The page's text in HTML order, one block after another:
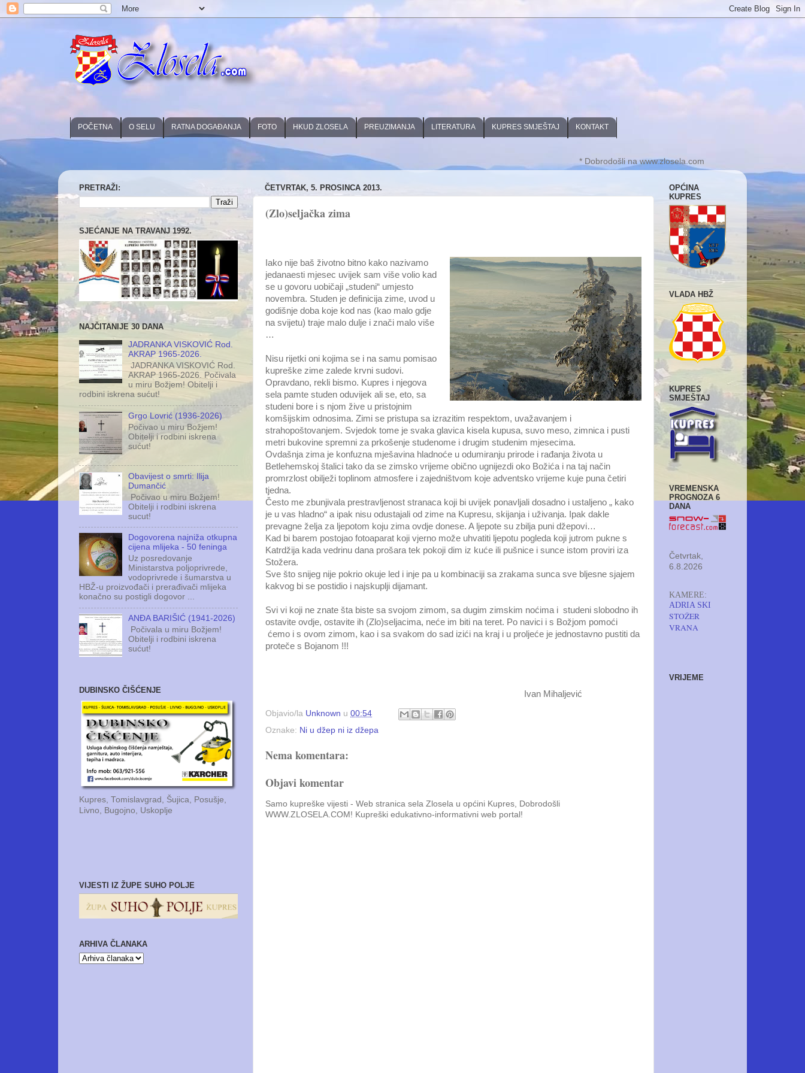
POČETNA O SELU RATNA DOGAĐANJA FOTO HKUD ZLOSELA PREUZIMANJA LITERATURA KUPRES SMJEŠTAJ KONTAKT
* Dobrodošli na www.zlosela.com
ČETVRTAK, 5. PROSINCA 2013.
(Zlo)seljačka zima
Iako nije baš životno bitno kako nazivamo
jedanaesti mjesec uvijek sam više volio kad
se u govoru uobičaji „studeni“ umjesto
novembra. Studen je definicija zime, uvod u
godišnje doba koje kod nas (kao malo gdje
na svijetu) traje malo dulje i znači malo više
…
Nisu rijetki oni kojima se i na samu pomisao
kupreške zime zalede krvni sudovi.
Opravdano, rekli bismo. Kupres i njegova
sela pamte studen oduvijek ali se, eto, sa
studeni bore i s njom žive u pristojnim
komšijskim odnosima. Zimi se pristupa sa izrazitim respektom, uvažavanjem i
strahopoštovanjem. Svjedok tome je svaka glavica kisela kupusa, suvo meso, zimnica i pusti
metri bukovine spremni za prkošenje studenome i drugim studenim mjesecima.
Ovdašnja zima je konfuzna mješavina hladnoće u odumiranju prirode i rađanja života u
Betlehemskoj štalici tako da se zimsko vrijeme obično ugnijezdi oko Božića i na taj način
promrzlost obilježi toplinom atmosfere i zajedništvom koje adventsko vrijeme kuje puna četiri
tjedna.
Često me zbunjivala prestravljenost stranaca koji bi uvijek ponavljali dosadno i ustaljeno „ kako
je u vas hladno“ a ipak nisu odustajali od zime na Kupresu, skijanja i uživanja. Ipak dakle
prevagne želja za ljepotom koju zima ovdje donese. A ljepote su zbilja puni džepovi…
Kad bi barem postojao fotoaparat koji vjerno može uhvatiti ljepotu pogleda koji jutrom pukne s
Katrdžija kada vedrinu dana prošara tek pokoji dim iz kuće ili pušnice i sunce istom proviri iza
Stožera.
Sve što snijeg nije pokrio okuje led i inje pa u kombinaciji sa zrakama sunca sve bljesne sjajem
kakvog bi se postidio i najskuplji dijamant.
Svi vi koji ne znate šta biste sa svojom zimom, sa dugim zimskim noćima i studeni slobodno ih
ostavite ovdje, ostavite ih (Zlo)seljacima, neće im biti na teret. Po navici i s Božjom pomoći
ćemo i s ovom zimom, kao i sa svakom do sad izići na kraj i u proljeće je jednostavno pustiti da
proteče s Bojanom !!!
Ivan Mihaljević
Objavio/la Unknown u 00:54
Oznake: Ni u džep ni iz džepa
Nema komentara:
Objavi komentar
Samo kupreške vijesti - Web stranica sela Zlosela u općini Kupres, Dobrodošli
WWW.ZLOSELA.COM! Kupreški edukativno-informativni web portal!
PRETRAŽI:
SJEĆANJE NA TRAVANJ 1992.
NAJČITANIJE 30 DANA
JADRANKA VISKOVIĆ Rod.
AKRAP 1965-2026.
JADRANKA VISKOVIĆ Rod.
AKRAP 1965-2026. Počivala
u miru Božjem! Obitelji i
rodbini iskrena sućut!
Grgo Lovrić (1936-2026)
Počivao u miru Božjem!
Obitelji i rodbini iskrena
sućut!
Obavijest o smrti: Ilija
Dumančić
Počivao u miru Božjem!
Obitelji i rodbini iskrena
sucut!
Dogovorena najniža otkupna
cijena mlijeka - 50 feninga
Uz posredovanje
Ministarstva poljoprivrede,
vodoprivrede i šumarstva u
HBŽ-u proizvođači i prerađivači mlijeka
konačno su postigli dogovor ...
ANĐA BARIŠIĆ (1941-2026)
Počivala u miru Božjem!
Obitelji i rodbini iskrena
sućut!
DUBINSKO ČIŠĆENJE
Kupres, Tomislavgrad, Šujica, Posušje,
Livno, Bugojno, Uskoplje
VIJESTI IZ ŽUPE SUHO POLJE
ARHIVA ČLANAKA
OPĆINA
KUPRES
VLADA HBŽ
KUPRES
SMJEŠTAJ
VREMENSKA
PROGNOZA 6
DANA
Četvrtak,
6.8.2026
KAMERE:
ADRIA SKI
STOŽER
VRANA
VRIJEME